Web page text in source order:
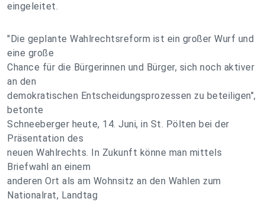
eingeleitet.
"Die geplante Wahlrechtsreform ist ein großer Wurf und
eine große
Chance für die Bürgerinnen und Bürger, sich noch aktiver
an den
demokratischen Entscheidungsprozessen zu beteiligen",
betonte
Schneeberger heute, 14. Juni, in St. Pölten bei der
Präsentation des
neuen Wahlrechts. In Zukunft könne man mittels
Briefwahl an einem
anderen Ort als am Wohnsitz an den Wahlen zum
Nationalrat, Landtag